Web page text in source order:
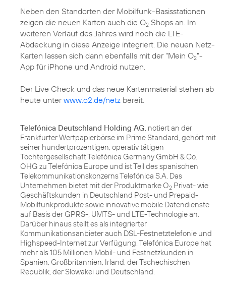
Neben den Standorten der Mobilfunk-Basisstationen
zeigen die neuen Karten auch die O2 Shops an. Im
weiteren Verlauf des Jahres wird noch die LTE-
Abdeckung in diese Anzeige integriert. Die neuen Netz-
Karten lassen sich dann ebenfalls mit der "Mein O2"-
App für iPhone und Android nutzen.
Der Live Check und das neue Kartenmaterial stehen ab
heute unterwww.o2.de/netz bereit.
Telefónica Deutschland Holding AG, notiert an der
Frankfurter Wertpapierbörse im Prime Standard, gehört mit
seiner hundertprozentigen, operativ tätigen
Tochtergesellschaft Telefónica Germany GmbH & Co.
OHG zu Telefónica Europe und ist Teil des spanischen
Telekommunikationskonzerns Telefónica S.A. Das
Unternehmen bietet mit der Produktmarke O2 Privat- wie
Geschäftskunden in Deutschland Post- und Prepaid-
Mobilfunkprodukte sowie innovative mobile Datendienste
auf Basis der GPRS-, UMTS- und LTE-Technologie an.
Darüber hinaus stellt es als integrierter
Kommunikationsanbieter auch DSL-Festnetztelefonie und
Highspeed-Internet zur Verfügung. Telefónica Europe hat
mehr als 105 Millionen Mobil- und Festnetzkunden in
Spanien, Großbritannien, Irland, der Tschechischen
Republik, der Slowakei und Deutschland.